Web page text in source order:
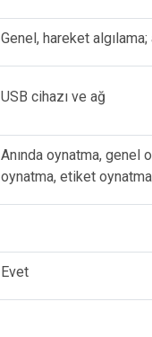
Genel, hareket algılama;
USB cihazı ve ağ
Anında oynatma, genel
oynatma, etiket
Evet